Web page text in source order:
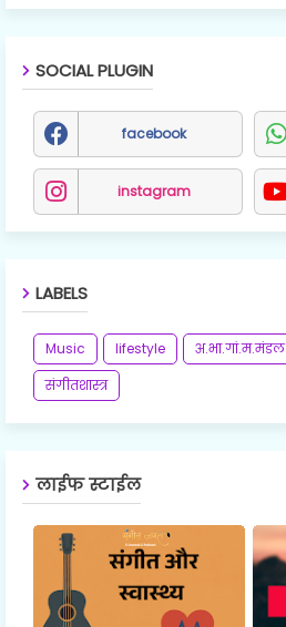
SOCIAL PLUGIN
facebook
instagram
LABELS
Music lifestyle अ.भा.गां.म.मंडल
संगीतशास्त्र
लाईफ स्टाईल